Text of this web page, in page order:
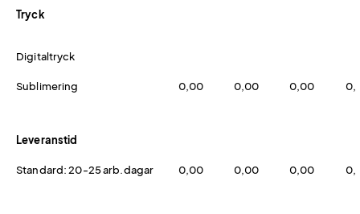
Tryck
Digitaltryck
Sublimering 0,00 0,00 0,00
Leveranstid
Standard: 20-25 arb.dagar 0,00 0,00 0,00